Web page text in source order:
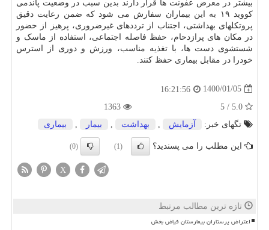
بیشتر در معرض عفونت ها قرار دارند بدین سبب در وضعیت پاندمی
کووید ۱۹ به این بیماران سفارش می شود که ضمن رعایت دقیق
پروتکلهای بهداشتی، اجتناب از ترددهای غیرضروری، پرهیز از حضور
در مکان های پرازدحام، حفظ فاصله اجتماعی، استفاده از ماسک و
شستشوی دست ها، با تغذیه مناسب، ورزش و دوری از استرس
خودرا در مقابل بیماری حفظ کنند.
1400/01/05
16:21:56
تگهای خبر:
آزمایش بهداشت بیمار بیماری
این مطلب را می پسندید؟ (1)
(0)
X
تازه ترین مطالب مرتبط
اعتراض پرستاران بیمارستان فیاض بخش